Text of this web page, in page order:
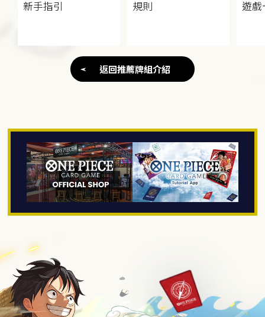
新手指引 規則 遊
返回推薦牌組介紹